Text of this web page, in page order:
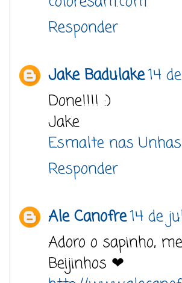
Responder
Jake Badulake14
Done!!!! :)
Jake
Esmalte nas Unhas
Responder
Ale Canofre14 de
Adoro o sapinho,
Beijinhos ❤